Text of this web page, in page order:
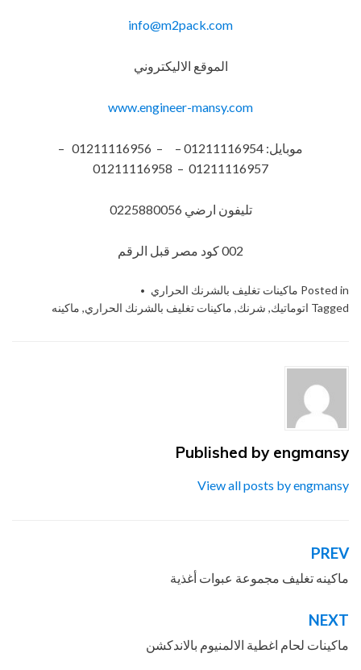
info@m2pack.com
الموقع الاليكتروني
www.engineer-mansy.com
موبايل: 01211116954 – – 01211116956 –
01211116957 – 01211116958
تليفون ارضي 0225880056
002 كود مصر قبل الرقم
Posted in ماكينات تغليف بالشرنك الحراري
Tagged اتوماتيك, شرنك, ماكينات تغليف بالشرنك الحراري, ماكينه
Published by engmansy
View all posts by engmansy
تصفّح
المقالات
PREV
ماكينه تغليف مجموعة عبوات أغذية
NEXT
ماكينات لحام اغطية الالمنيوم بالاندكشن